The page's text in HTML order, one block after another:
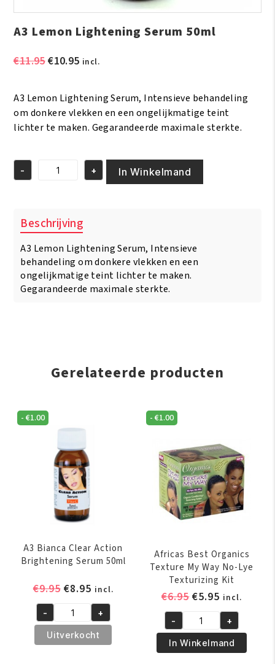
A3 Lemon Lightening Serum 50ml
€11.95Oorspronkelijke
€11.95.
€10.95Huidige
€10.95.
incl.
A3 Lemon Lightening Serum, Intensieve behandeling
om donkere vlekken en een ongelijkmatige teint
lichter te maken. Gegarandeerde maximale sterkte.
A3
50ml
aantal
- + In Winkelmand
Beschrijving
A3 Lemon Lightening Serum, Intensieve
behandeling om donkere vlekken en een
ongelijkmatige teint lichter te maken.
Gegarandeerde maximale sterkte.
Gerelateerde producten
-€1.00
A3 Bianca Clear Action
Brightening Serum 50ml
€9.95 Oorspronkelijke
was:
€9.95.
€8.95Huidige
prijs
is:
€8.95.
incl.
A3
Bianca
Clear
- +
Uitverkocht
-€1.00
Africas Best Organics
Texture My Way No-Lye
Texturizing Kit
€6.95
was:
€6.95.
€5.95 Huidige
prijs
is:
€5.95.
incl.
Africas
Best
Organics
- +
In Winkelmand